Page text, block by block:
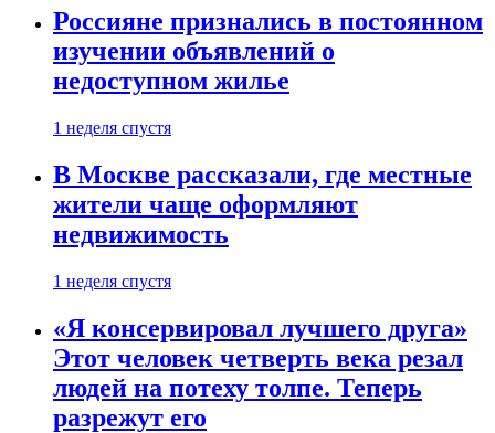
Россияне признались в постоянном
изучении объявлений о
недоступном жилье
1 неделя спустя
В Москве рассказали, где местные
жители чаще оформляют
недвижимость
1 неделя спустя
«Я консервировал лучшего друга»
Этот человек четверть века резал
людей на потеху толпе. Теперь
разрежут его